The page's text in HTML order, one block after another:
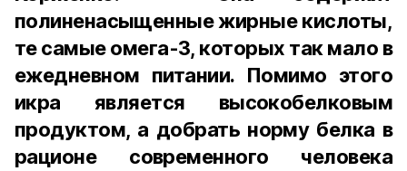
полиненасыщенные жирные кислоты,
те самые омега-3, которых так мало в
ежедневном питании. Помимо этого
икра является высокобелковым
продуктом, а добрать норму белка в
рационе современного человека